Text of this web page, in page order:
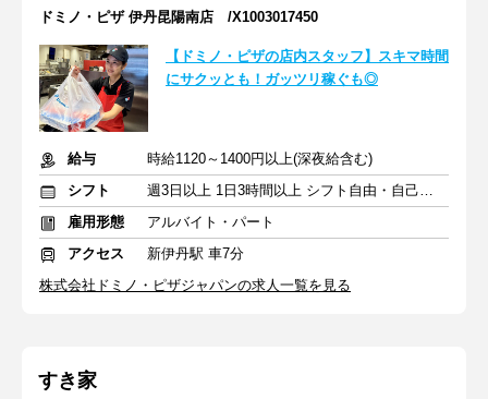
ドミノ・ピザ 伊丹昆陽南店 /X1003017450
【ドミノ・ピザの店内スタッフ】スキマ時間
にサクッとも！ガッツリ稼ぐも◎
給与
時給1120～1400円以上(深夜給含む)
シフト
週3日以上 1日3時間以上 シフト自由・自己申告
雇用形態
アルバイト・パート
アクセス
新伊丹駅 車7分
株式会社ドミノ・ピザジャパンの求人一覧を見る
すき家